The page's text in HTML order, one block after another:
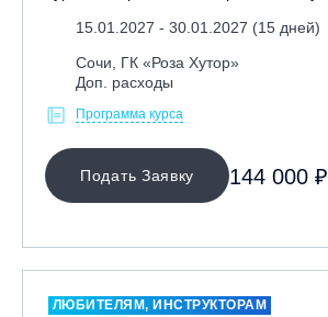
15.01.2027 - 30.01.2027 (15 дней)
Сочи, ГК «Роза Хутор»
Доп. расходы
Программа курса
Подать Заявку 144 000 ₽
ЛЮБИТЕЛЯМ, ИНСТРУКТОРАМ